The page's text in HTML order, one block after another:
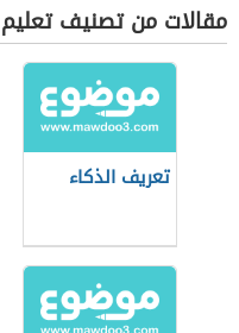
مقالات من تصنيف تعليم
تعريف الذكاء